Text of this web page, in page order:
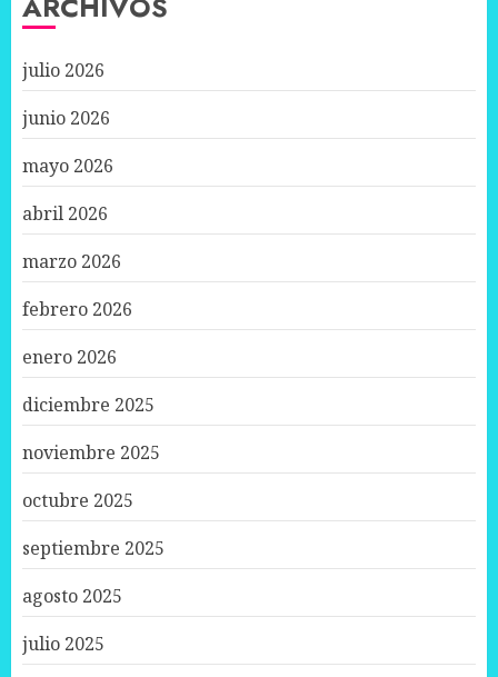
julio 2026
junio 2026
mayo 2026
abril 2026
marzo 2026
febrero 2026
enero 2026
diciembre 2025
noviembre 2025
octubre 2025
septiembre 2025
agosto 2025
julio 2025